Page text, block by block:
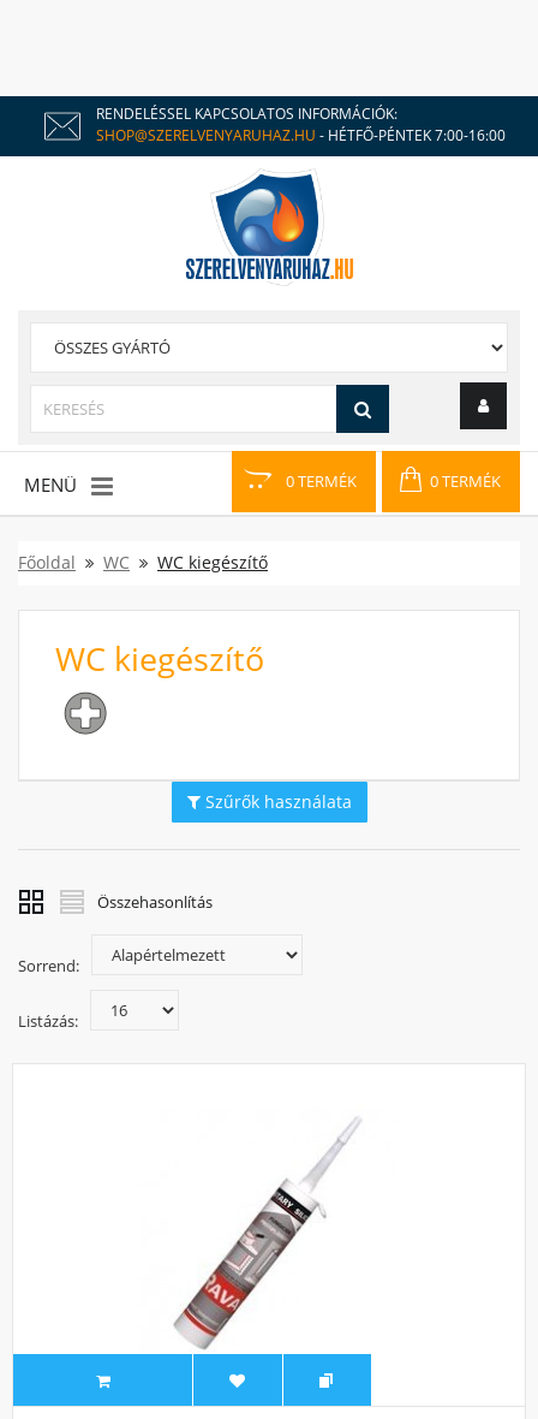
RENDELÉSSEL KAPCSOLATOS INFORMÁCIÓK:
SHOP@SZERELVENYARUHAZ.HU - HÉTFŐ-PÉNTEK 7:00-16:00
0 TERMÉK 0 TERMÉK
MENÜ
Főoldal WC WC kiegészítő
WC kiegészítő
Szűrők használata
Összehasonlítás
Sorrend:
Listázás: